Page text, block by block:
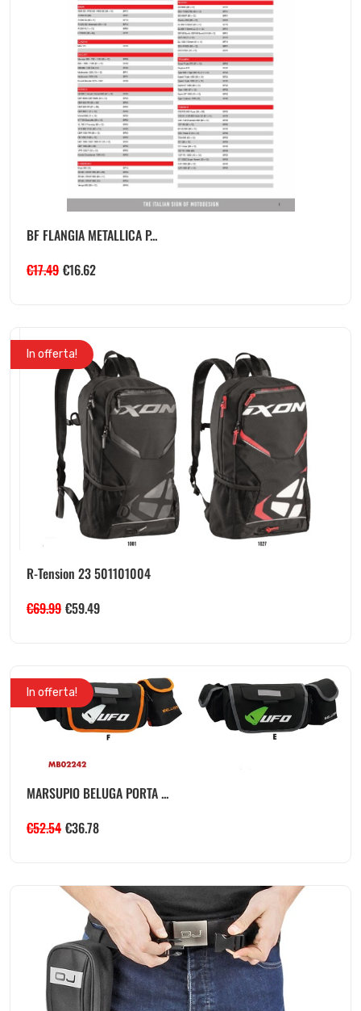
BF FLANGIA METALLICA P...
€17.49 €16.62
In offerta!
R-Tension 23 501101004
€69.99 €59.49
In offerta!
MARSUPIO BELUGA PORTA ...
€52.54 €36.78